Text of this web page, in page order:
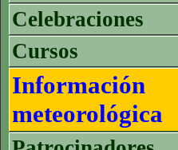
Celebraciones
Cursos
Información
meteorológica